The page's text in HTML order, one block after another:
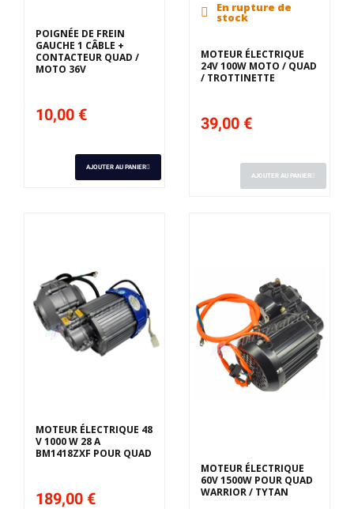
POIGNÉE DE FREIN
GAUCHE 1 CÂBLE +
CONTACTEUR QUAD /
MOTO 36V
10,00 €
AJOUTER AU PANIER
En rupture de
stock
MOTEUR ÉLECTRIQUE
24V 100W MOTO / QUAD
/ TROTTINETTE
39,00 €
AJOUTER AU PANIER
MOTEUR ÉLECTRIQUE 48
V 1000 W 28 A
BM1418ZXF POUR QUAD
189,00 €
MOTEUR ÉLECTRIQUE
60V 1500W POUR QUAD
WARRIOR / TYTAN